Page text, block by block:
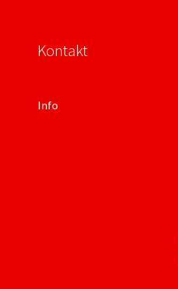
Kontakt
Info